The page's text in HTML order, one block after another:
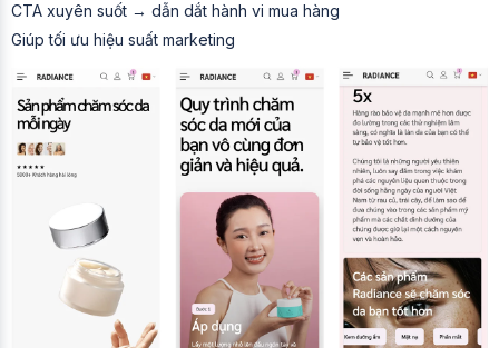
CTA xuyên suốt → dẫn dắt hành vi mua hàng
Giúp tối ưu hiệu suất marketing